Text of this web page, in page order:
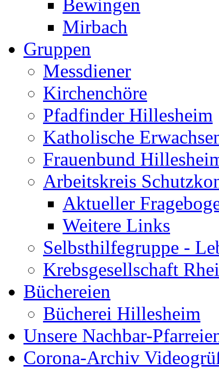
Bewingen
Mirbach
Gruppen
Messdiener
Kirchenchöre
Pfadfinder Hillesheim
Katholische
Frauenbund
Arbeitskreis
Aktueller
Weitere Links
Selbsthilfegruppe -
Krebsgesellschaft
Büchereien
Bücherei Hillesheim
Unsere Nachbar-
Corona-Archiv